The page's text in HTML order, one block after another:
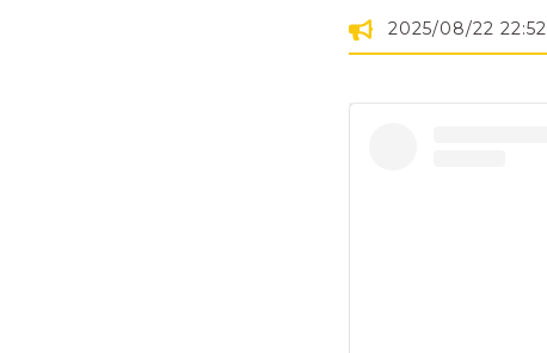
2025/08/22 22:52